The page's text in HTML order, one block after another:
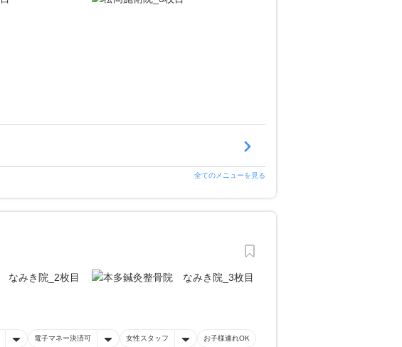
全てのメニューを見る
電子マネー決済可 女性スタッフ お子様連れOK